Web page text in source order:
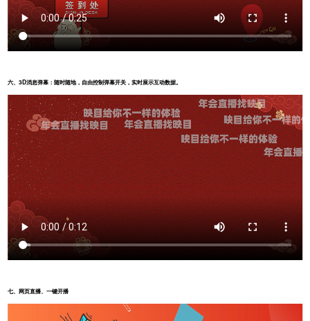
六、3D消息弹幕：随时随地，自由控制弹幕开关，实时展示互动数据。
七、网页直播、一键开播